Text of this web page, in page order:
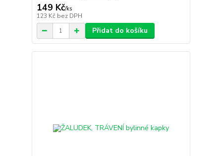
149 Kč/ks
123 Kč bez DPH
Přidat do košíku